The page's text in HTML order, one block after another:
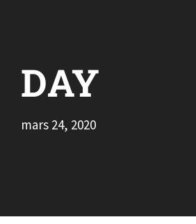
DAY
mars 24, 2020